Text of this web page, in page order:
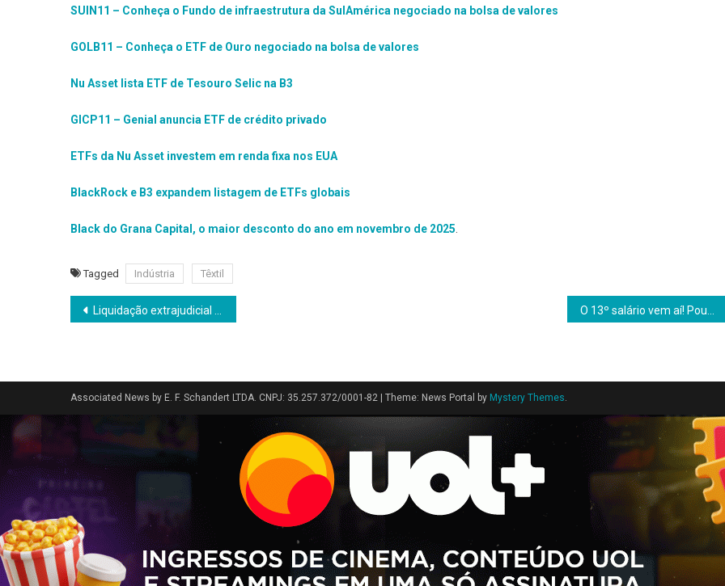
SUIN11 – Conheça o Fundo de infraestrutura da SulAmérica negociado na bolsa de valores
GOLB11 – Conheça o ETF de Ouro negociado na bolsa de valores
Nu Asset lista ETF de Tesouro Selic na B3
GICP11 – Genial anuncia ETF de crédito privado
ETFs da Nu Asset investem em renda fixa nos EUA
BlackRock e B3 expandem listagem de ETFs globais
Black do Grana Capital, o maior desconto do ano em novembro de 2025
Tagged Indústria Têxtil
Navegação
Post
Liquidação extrajudicial do Banco Master e o impacto em fundos de previdência
Associated News by E. F. Schandert LTDA. CNPJ: 35.257.372/0001-82 Theme: News Portal by Mystery Themes.